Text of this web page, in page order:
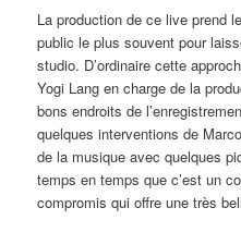
La production de ce live prend
public le plus souvent pour
studio. D’ordinaire cette
Yogi Lang en charge de la
bons endroits de
quelques interventions de
de la musique avec quelques
temps en temps que c’est un
compromis qui offre une très